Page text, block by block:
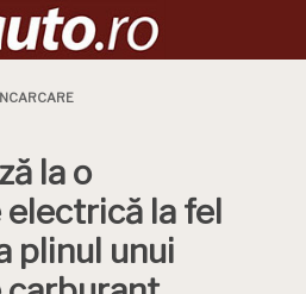
la o
la fel
plinul unui